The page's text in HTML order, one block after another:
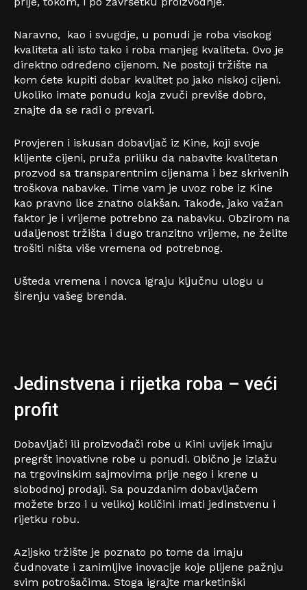
Naravno, kao i svugdje, u ponudi je roba visokog
kvaliteta ali isto tako i roba manjeg kvaliteta. Ovo je
direktno određeno cijenom. Ne postoji tržište na
kom ćete kupiti dobar kvalitet po jako niskoj cijeni.
Ukoliko imate ponudu koja zvuči previše dobro,
znajte da se radi o prevari.
Provjeren i iskusan dobavljač iz Kine, koji svoje
klijente cijeni, pruža priliku da nabavite kvalitetan
prozvod sa transparentnim cijenama i bez skrivenih
troškova nabavke. Time vam je uvoz robe iz Kine
kao pravno lice znatno olakšan. Takođe, jako važan
faktor je i vrijeme potrebno za nabavku. Obzirom na
udaljenost tržišta i dugo tranzitno vrijeme, ne želite
trošiti ništa više vremena od potrebnog.
Ušteda vremena i novca igraju ključnu ulogu u
širenju vašeg brenda.
Jedinstvena i rijetka roba – veći
profit
Dobavljači ili proizvođači robe u Kini uvijek imaju
pregršt inovativne robe u ponudi. Obično je izlažu
na trgovinskim sajmovima prije nego i krene u
slobodnoj prodaji. Sa pouzdanim dobavljačem
možete brzo i u velikoj količini imati jedinstvenu i
rijetku robu.
Azijsko tržište je poznato po tome da imaju
čudnovate i zanimljive inovacije koje plijene pažnju
svim potrošačima. Stoga igrajte marketinški